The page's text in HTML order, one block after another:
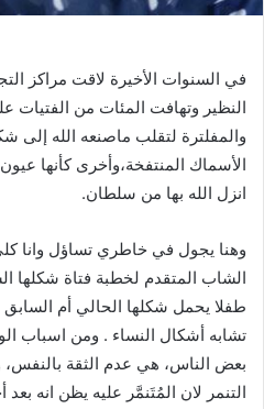
في السنوات الأخيرة لاقت مراكز
النظير وتهافت المئات من الفتيات
والمفلترة لتقلب ماصنعه الله إلى
الأسماك المنتفخة،وأخرى كأنها
انزل الله بها من سلطان.
وهنا يجول في خاطري تساؤل وانا
الشاب المتقدم لخطبة فتاة شكلها
طفلا يحمل شكلها الحالي أم
تشابه أشكال النساء . ومن اسباب
بعض الناس، هي عدم الثقة بالنفس،
التنمر لان المُتَنمَّر عليه يظن انه